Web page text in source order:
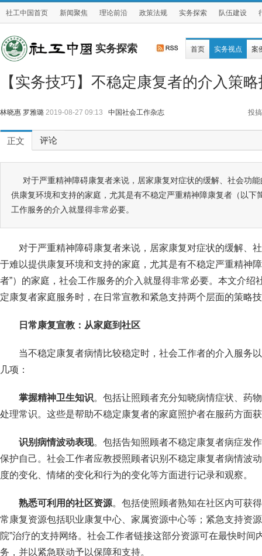
社工中国首页 新闻聚焦 理论前沿 政策法规 实务探索 队伍建设
实务探索 首页 实务视点 案
【实务技巧】不稳定康复者的介入策
林晓惠 罗雅璐 2019-08-27 09:13 中国社会工作杂志 投搞
正文 评论
对于严重精神障碍康复者来说，居家康复对症状的缓解、社会功
供康复环境和支持的家庭，尤其是有不稳定严重精神障康复者（以下
工作服务的介入就显得非常必要。
对于严重精神障碍康复者来说，居家康复对症状的缓解、
于难以提供康复环境和支持的家庭，尤其是有不稳定严重精神
者”）的家庭，社会工作服务的介入就显得非常必要。本文介绍
定康复者家庭服务时，在日常宣教和紧急支持两个层面的策略
日常康复宣教：从家庭到社区
当不稳定康复者病情比较稳定时，社会工作者的介入服务
几项：
掌握精神卫生知识。包括让照顾者充分知晓病情症状、药
处理常识。这些是帮助不稳定康复者的家庭照护者在服药方面
识别病情波动表现。包括告知照顾者不稳定康复者病症发
保护自己。社会工作者应教授照顾者识别不稳定康复者病情波
度的变化、情绪的变化和行为的变化等方面进行记录和观察。
熟悉可利用的社区资源。包括使照顾者熟知在社区内可获
常康复资源包括职业康复中心、家属资源中心等；紧急支持资
院”治疗的支持网络。社会工作者链接这部分资源可在最快时间
务，并以紧急联动予以保障和支持。